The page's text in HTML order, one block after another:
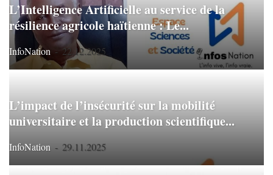
ÉLECTIONS
ENVIRONNEMENT
ESPACE SCIENCES ET SOCIÉTÉ
INFRASTRUCTURE
INTERNATIONAL
JUSTICE
MICRO CITOYEN
NON CLASSÉ
SPORTS
TECHNOLOGIE
TOURISME
TROIS QUESTIONS À...
YON DAT,YON JOU,YON EVÈNMAN
L’Intelligence Artificielle au service de la
résilience agricole haïtienne : Le...
InfoNation - 22.12.2025
L’impact de l’insécurité sur la mobilité
universitaire et la production scientifique...
InfoNation - 29.11.2025